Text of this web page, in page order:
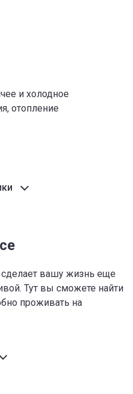
и холодное
отопление
вашу жизнь еще
Тут вы сможете найти
проживать на
и полностью